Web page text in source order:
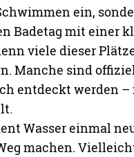
ein,
Badetag mit einer
viele dieser
Manche sind
entdeckt werden
Wasser einmal
machen.